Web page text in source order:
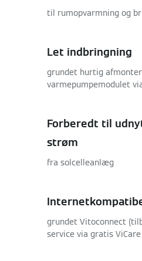
til rumopvarmning og
Let indbringning
grundet hurtig
varmepumpemodulet
Forberedt til
strøm
fra solcelleanlæg
grundet Vitoconnect
service via gratis